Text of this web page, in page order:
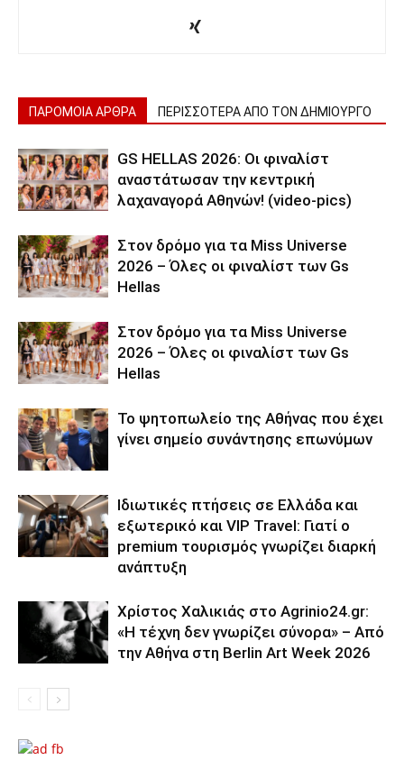
ΠΑΡΟΜΟΙΑ ΑΡΘΡΑ ΠΕΡΙΣΣΟΤΕΡΑ ΑΠΟ ΤΟΝ ΔΗΜΙΟΥΡΓΟ
GS HELLAS 2026: Οι φιναλίστ
αναστάτωσαν την κεντρική
λαχαναγορά Αθηνών! (video-pics)
Στον δρόμο για τα Miss Universe
2026 – Όλες οι φιναλίστ των Gs
Hellas
Στον δρόμο για τα Miss Universe
2026 – Όλες οι φιναλίστ των Gs
Hellas
Το ψητοπωλείο της Αθήνας που έχει
γίνει σημείο συνάντησης επωνύμων
Ιδιωτικές πτήσεις σε Ελλάδα και
εξωτερικό και VIP Travel: Γιατί ο
premium τουρισμός γνωρίζει διαρκή
ανάπτυξη
Χρίστος Χαλικιάς στο Agrinio24.gr:
«Η τέχνη δεν γνωρίζει σύνορα» – Από
την Αθήνα στη Berlin Art Week 2026